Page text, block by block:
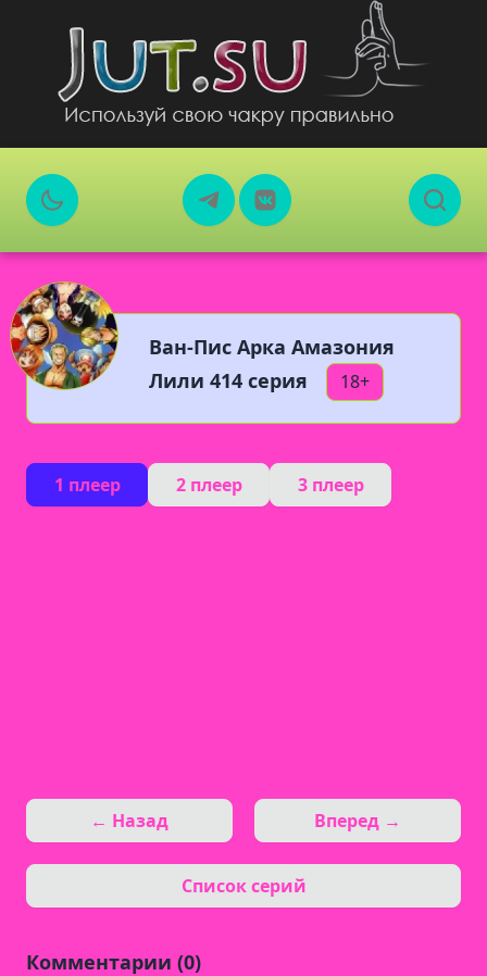
Ван-Пис Арка Амазония
Лили 414 серия
18+
1 плеер 2 плеер 3 плеер
← Назад
Список серий
Вперед →
Комментарии (0)